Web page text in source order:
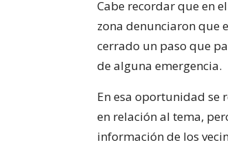
Cabe recordar que en
zona denunciaron que
cerrado un paso que
de alguna emergencia.
En esa oportunidad se
en relación al tema,
información de los